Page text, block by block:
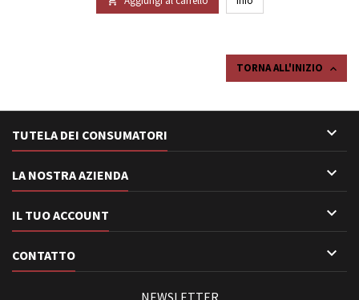
TORNA ALL'INIZIO 
TUTELA DEI CONSUMATORI 
LA NOSTRA AZIENDA 
IL TUO ACCOUNT 
CONTATTO 
NEWSLETTER